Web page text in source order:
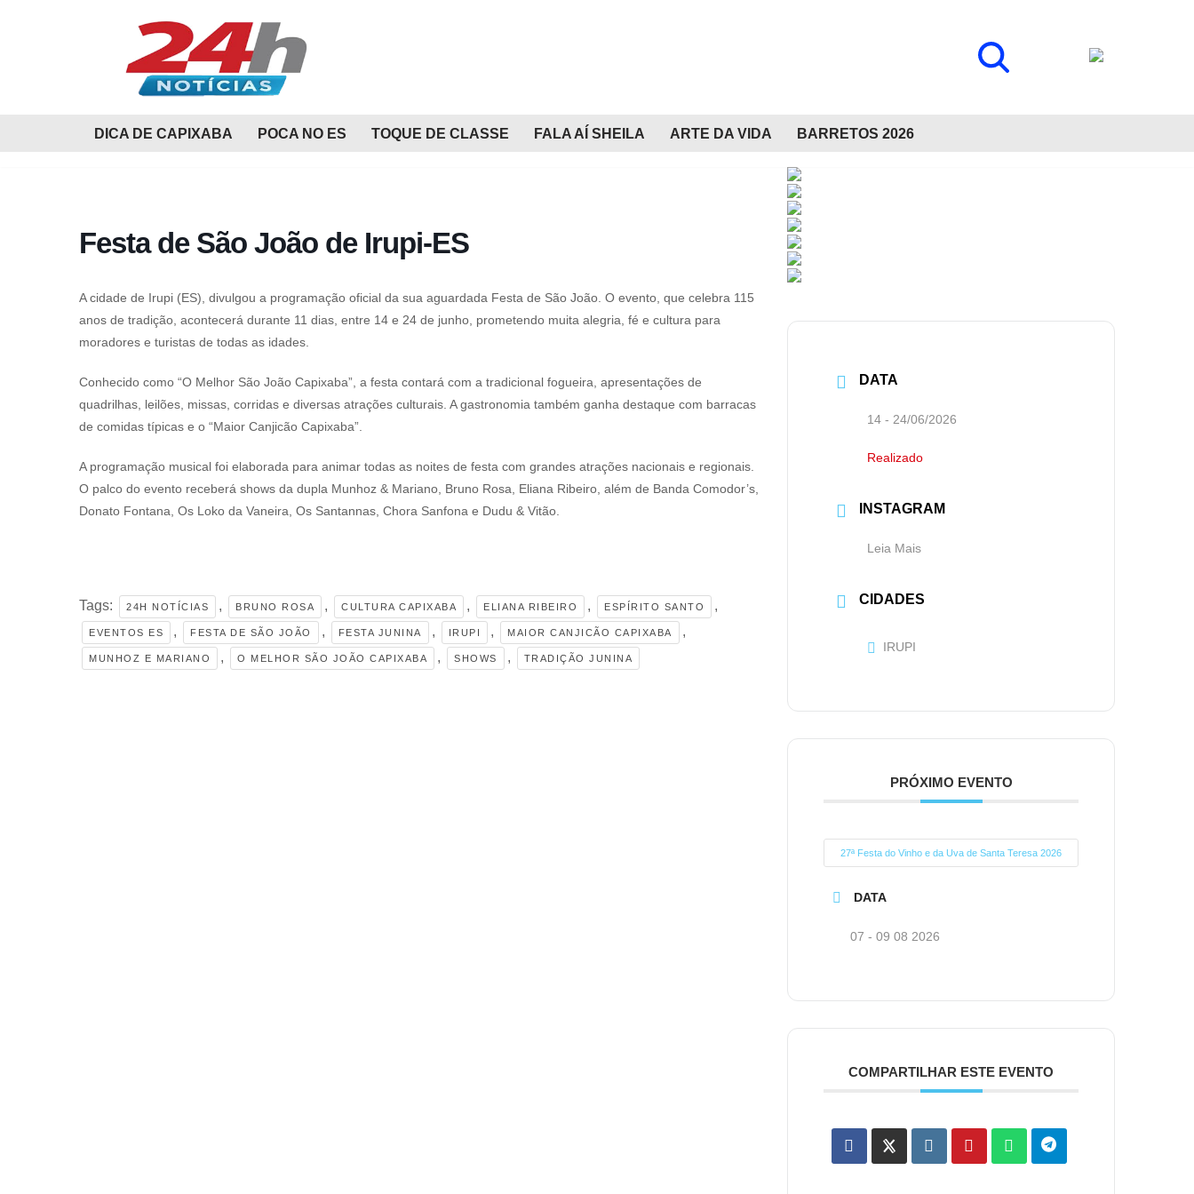
DICA DE CAPIXABA
POCA NO ES TOQUE DE CLASSE FALA AÍ SHEILA ARTE DA VIDA BARRETOS 2026
Festa de São João de Irupi-ES
A cidade de Irupi (ES), divulgou a programação oficial da sua aguardada Festa de São João. O evento, que celebra 115
anos de tradição, acontecerá durante 11 dias, entre 14 e 24 de junho, prometendo muita alegria, fé e cultura para
moradores e turistas de todas as idades.
Conhecido como “O Melhor São João Capixaba”, a festa contará com a tradicional fogueira, apresentações de
quadrilhas, leilões, missas, corridas e diversas atrações culturais. A gastronomia também ganha destaque com barracas
de comidas típicas e o “Maior Canjicão Capixaba”.
A programação musical foi elaborada para animar todas as noites de festa com grandes atrações nacionais e regionais.
O palco do evento receberá shows da dupla Munhoz & Mariano, Bruno Rosa, Eliana Ribeiro, além de Banda Comodor’s,
Donato Fontana, Os Loko da Vaneira, Os Santannas, Chora Sanfona e Dudu & Vitão.
Tags: 24H NOTÍCIAS , BRUNO ROSA , CULTURA CAPIXABA , ELIANA RIBEIRO , ESPÍRITO SANTO ,
EVENTOS ES , FESTA DE SÃO JOÃO , FESTA JUNINA , IRUPI , MAIOR CANJICÃO CAPIXABA ,
MUNHOZ E MARIANO , O MELHOR SÃO JOÃO CAPIXABA , SHOWS , TRADIÇÃO JUNINA
DATA
14 - 24/06/2026
Realizado
INSTAGRAM
Leia Mais
CIDADES
IRUPI
PRÓXIMO EVENTO
27ª Festa do Vinho e da Uva de Santa Teresa 2026
DATA
07 - 09 08 2026
COMPARTILHAR ESTE EVENTO